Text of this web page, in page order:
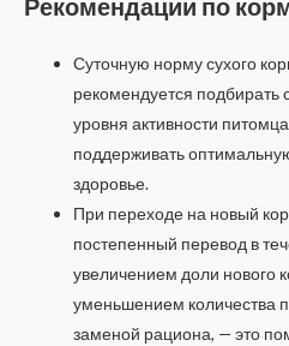
Суточную норму сухого
рекомендуется подбирать
уровня активности
поддерживать
здоровье.
При переходе на новый
постепенный перевод в
увеличением доли нового
уменьшением количества
заменой рациона, — это